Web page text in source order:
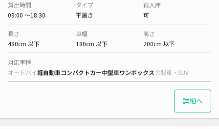
貸出時間
09:00 〜18:30
タイプ
平置き
再入庫
可
長さ
480cm 以下
車幅
180cm 以下
高さ
200cm 以下
対応車種
オートバイ軽自動車コンパクトカー中型車ワンボックス大型車・SUV
詳細へ